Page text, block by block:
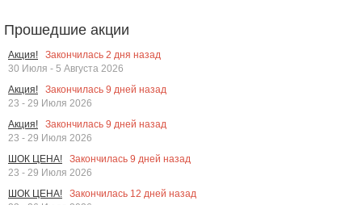
Прошедшие акции
Акция! Закончилась 2 дня назад
30 Июля - 5 Августа 2026
Акция!
Закончилась 9 дней назад
23 - 29 Июля 2026
Акция!
Закончилась 9 дней назад
23 - 29 Июля 2026
ШОК ЦЕНА!
Закончилась 9 дней назад
23 - 29 Июля 2026
ШОК ЦЕНА!
Закончилась 12 дней назад